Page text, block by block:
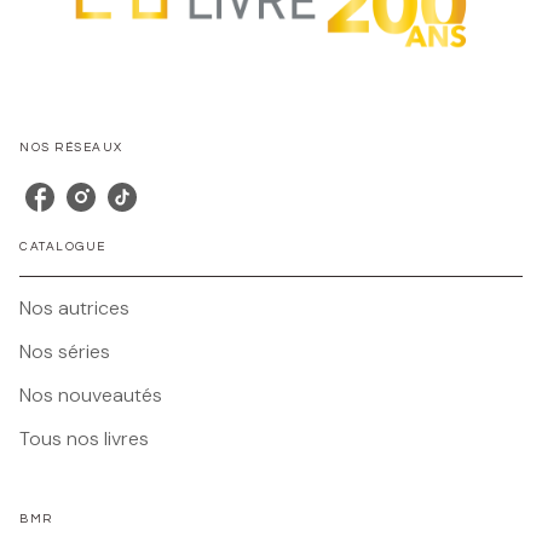
NOS RÉSEAUX
CATALOGUE
Nos autrices
Nos séries
Nos nouveautés
Tous nos livres
BMR